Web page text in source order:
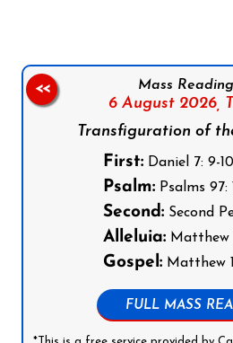
Mass
6 August 2026,
Transfiguration of
First:Daniel 7: 9-
Psalm:Psalms 97:
Second:Second
Alleluia:Matthew
Gospel:Matthew
FULL MASS
<<